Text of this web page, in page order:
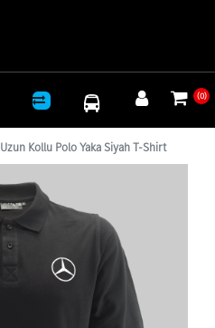
(0)
Uzun Kollu Polo Yaka Siyah T-Shirt